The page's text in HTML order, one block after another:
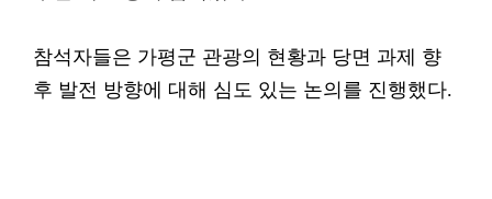
참석자들은 가평군 관광의 현황과 당면 과제 향
후 발전 방향에 대해 심도 있는 논의를 진행했다.